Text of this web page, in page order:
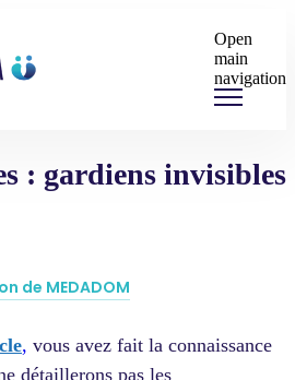
Open
main
navigation
: gardiens invisibles
de MEDADOM
, vous avez fait la connaissance
détaillerons pas les